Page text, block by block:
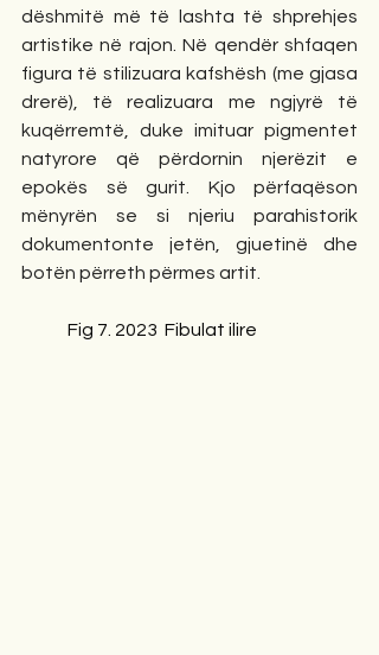
dëshmitë më të lashta të shprehjes
artistike në rajon. Në qendër shfaqen
figura të stilizuara kafshësh (me gjasa
drerë), të realizuara me ngjyrë të
kuqërremtë, duke imituar pigmentet
natyrore që përdornin njerëzit e
epokës së gurit. Kjo përfaqëson
mënyrën se si njeriu parahistorik
dokumentonte jetën, gjuetinë dhe
botën përreth përmes artit.
Fig 7. 2023  Fibulat ilire